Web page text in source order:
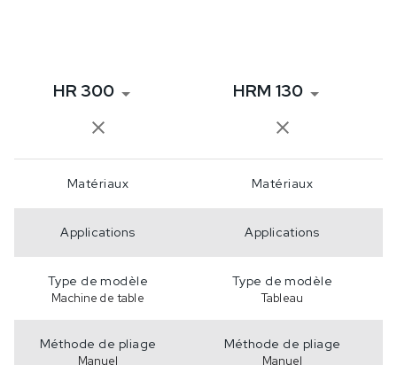
HR 300 HRM 130
Matériaux Matériaux
Applications Applications
Type de modèle
Machine de table
Type de modèle
Tableau
Méthode de pliage
Manuel
Méthode de pliage
Manuel